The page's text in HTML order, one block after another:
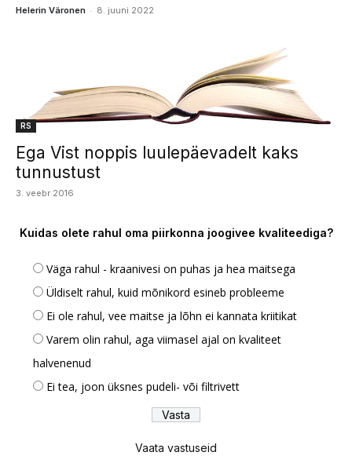
Helerin Väronen - 8. juuni 2022
RS
Ega Vist noppis luulepäevadelt kaks
tunnustust
3. veebr 2016
Kuidas olete rahul oma piirkonna joogivee kvaliteediga?
Väga rahul - kraanivesi on puhas ja hea maitsega
Üldiselt rahul, kuid mõnikord esineb probleeme
Ei ole rahul, vee maitse ja lõhn ei kannata kriitikat
Varem olin rahul, aga viimasel ajal on kvaliteet
halvenenud
Ei tea, joon üksnes pudeli- või filtrivett
Vaata vastuseid